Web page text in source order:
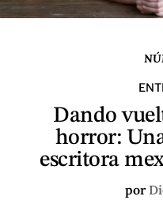
Dando
horror:
escritora
por